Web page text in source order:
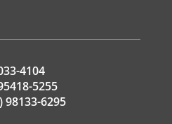
4104
5255
98133-6295